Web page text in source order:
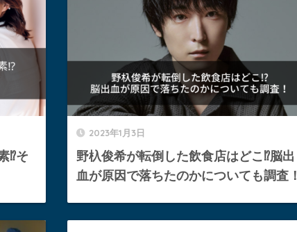
⁉︎そ
2023年1月3日
野杁俊希が転倒した飲食店はどこ⁉︎脳出
血が原因で落ちたのかについても調査！